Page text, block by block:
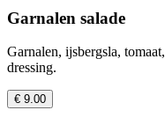
Garnalen salade
Garnalen, ijsbergsla,
dressing.
€ 9.00